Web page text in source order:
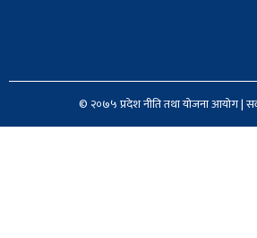
© २०७५ प्रदेश नीति तथा योजना आयोग |